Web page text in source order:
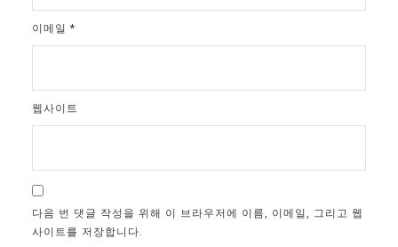
이메일 *
웹사이트
다음 번 댓글 작성을 위해 이 브라우저에 이름, 이메일, 그리고 웹
사이트를 저장합니다.